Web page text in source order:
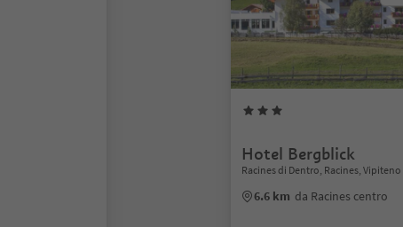
Hotel Bergblick
Racines di Dentro, Racines,
6.6 km da Racines centro